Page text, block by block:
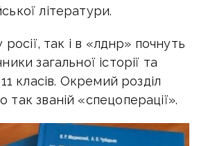
літератури.
росії, так і в «лднр» почнуть
загальної історії та
11 класів. Окремий розділ
так званій «спецоперації».